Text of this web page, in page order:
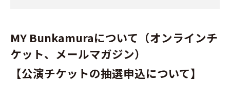
MY Bunkamuraについて（オンラインチ
ケット、メールマガジン）
【公演チケットの抽選申込について】